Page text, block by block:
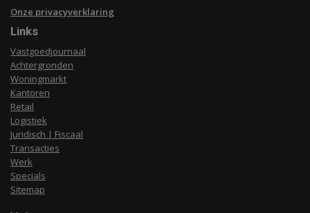
Onze privacyverklaring
Links
Vastgoedjournaal
Achtergronden
Woningmarkt
Kantoren
Retail
Logistiek
Juridisch | Fiscaal
Transacties
Werk
Specials
Sitemap